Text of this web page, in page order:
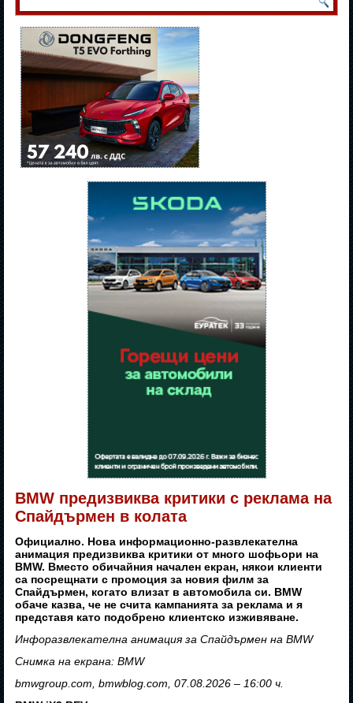
BMW предизвиква критики с реклама на
Спайдърмен в колата
Официално. Нова информационно-развлекателна
анимация предизвиква критики от много шофьори на
BMW. Вместо обичайния начален екран, някои клиенти
са посрещнати с промоция за новия филм за
Спайдърмен, когато влизат в автомобила си. BMW
обаче казва, че не счита кампанията за реклама и я
представя като подобрено клиентско изживяване.
Инфоразвлекателна анимация за Спайдърмен на BMW
Снимка на екрана: BMW
bmwgroup.com, bmwblog.com, 07.08.2026 – 16:00 ч.